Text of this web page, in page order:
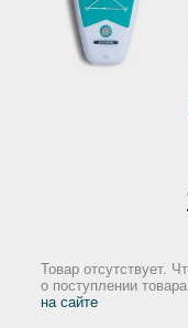
Товар отсутствует.
о поступлении
на сайте